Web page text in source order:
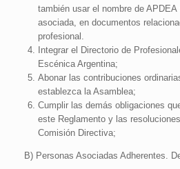
también usar el nombre de APDEA
asociada, en documentos
profesional.
Integrar el Directorio de
Escénica Argentina;
Abonar las contribuciones
establezca la Asamblea;
Cumplir las demás obligaciones
este Reglamento y las
Comisión Directiva;
B) Personas Asociadas Adherentes.